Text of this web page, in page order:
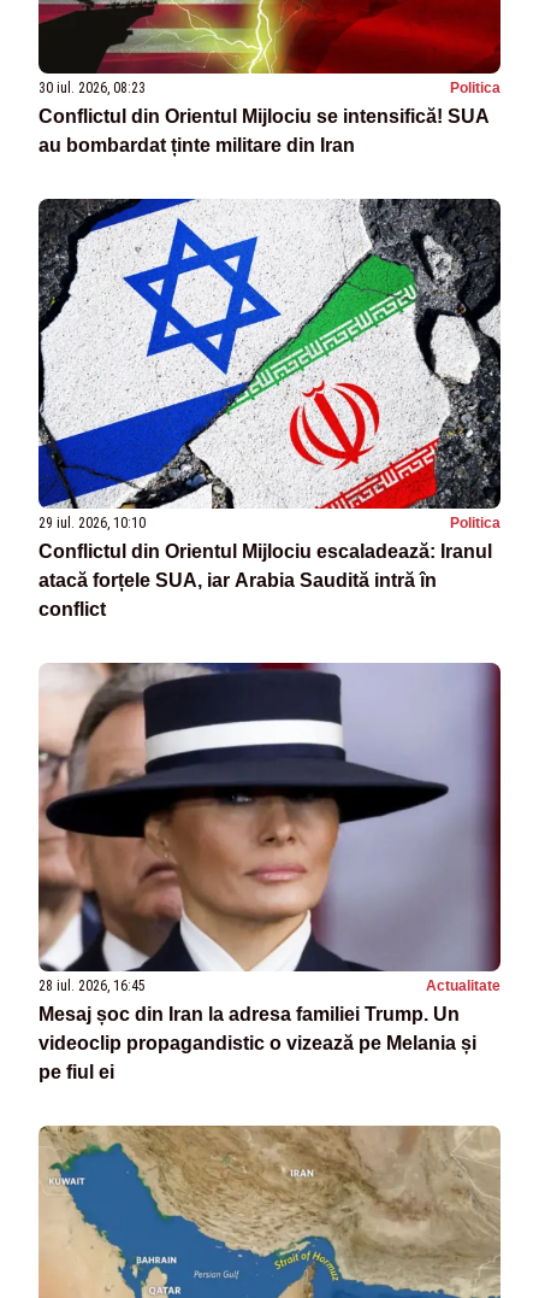
30 iul. 2026, 08:23 Politica
Conflictul din Orientul Mijlociu se intensifică! SUA
au bombardat ținte militare din Iran
29 iul. 2026, 10:10 Politica
Conflictul din Orientul Mijlociu escaladează: Iranul
atacă forțele SUA, iar Arabia Saudită intră în
conflict
28 iul. 2026, 16:45 Actualitate
Mesaj șoc din Iran la adresa familiei Trump. Un
videoclip propagandistic o vizează pe Melania și
pe fiul ei